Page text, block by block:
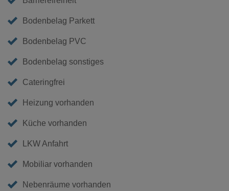
Bodenbelag Parkett
Bodenbelag PVC
Bodenbelag sonstiges
Cateringfrei
Heizung vorhanden
Küche vorhanden
LKW Anfahrt
Mobiliar vorhanden
Nebenräume vorhanden